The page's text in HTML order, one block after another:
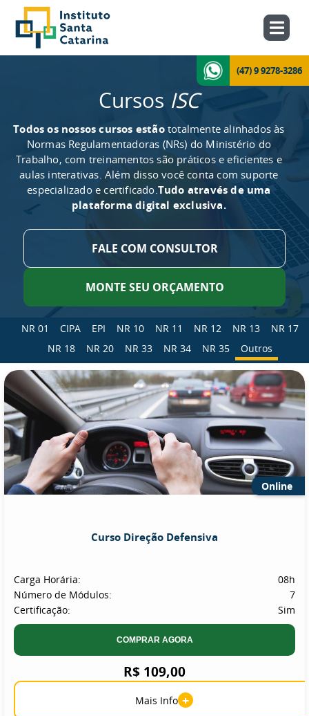
(47) 9 9278-3286
Cursos ISC
Todos os nossos cursos estãototalmente alinhados às
Normas Regulamentadoras (NRs) do Ministério do
Trabalho, com treinamentos são práticos e eficientes e
aulas interativas. Além disso você conta com suporte
especializado e certificado.Tudo através de uma
plataforma digital exclusiva.
FALE COM CONSULTOR
MONTE SEU ORÇAMENTO
NR 01 CIPA EPI NR 10 NR 11 NR 12 NR 13
NR 17
NR 18
NR 20 NR 33 NR 34 NR 35 Outros
Online
Curso Direção Defensiva
Carga Horária:
08h
Número de Módulos:
7
Certificação:
Sim
COMPRAR AGORA
R$ 109,00
Mais Info +